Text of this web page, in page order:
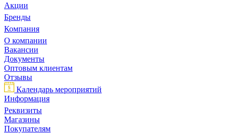
Акции
Бренды
Компания
О компании
Вакансии
Документы
Оптовым клиентам
Отзывы
Календарь мероприятий
Информация
Реквизиты
Магазины
Покупателям